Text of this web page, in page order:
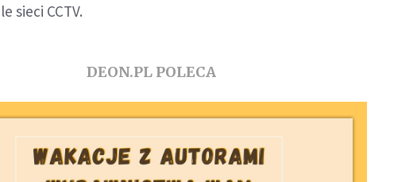
sieci CCTV.
DEON.PL POLECA